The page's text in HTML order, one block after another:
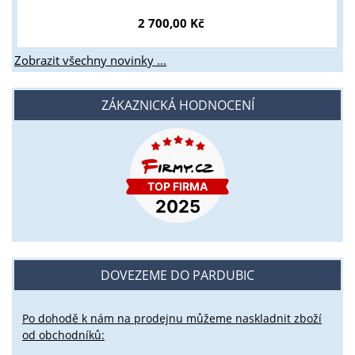
2 700,00 Kč
Zobrazit všechny novinky ...
ZÁKAZNICKÁ HODNOCENÍ
DOVEZEME DO PARDUBIC
Po dohodě k nám na prodejnu můžeme naskladnit zboží
od obchodníků: